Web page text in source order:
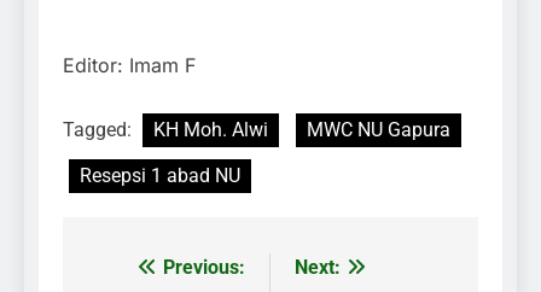
Editor: Imam F
Tagged: KH Moh. Alwi
MWC NU Gapura
Resepsi 1 abad NU
NavigasiPrevious:
Next: